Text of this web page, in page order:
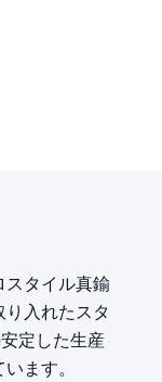
タイル真鍮
入れたスタ
定した生産
ます。